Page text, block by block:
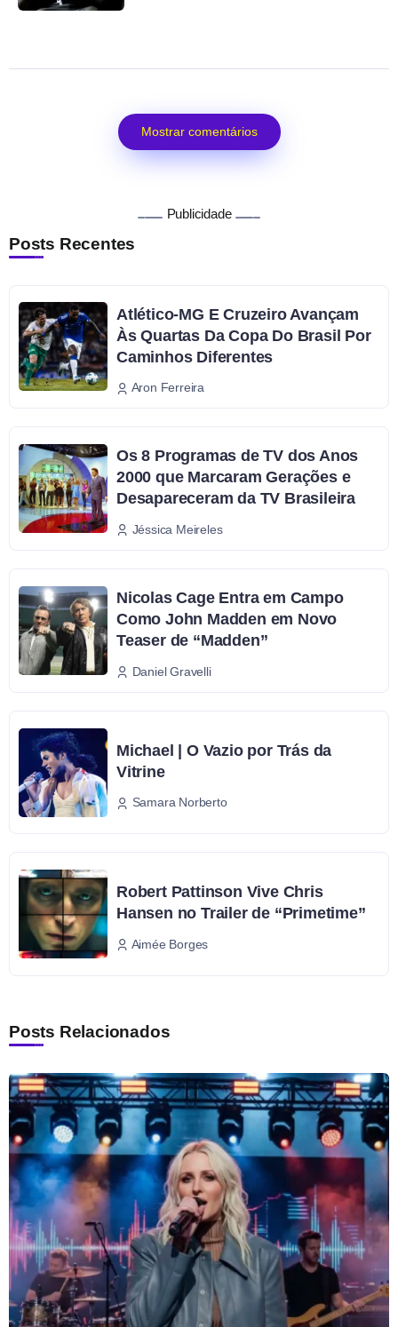
Mostrar comentários
Publicidade
Posts Recentes
Atlético-MG E Cruzeiro Avançam
Às Quartas Da Copa Do Brasil Por
Caminhos Diferentes
Aron Ferreira
Os 8 Programas de TV dos Anos
2000 que Marcaram Gerações e
Desapareceram da TV Brasileira
Jéssica Meireles
Nicolas Cage Entra em Campo
Como John Madden em Novo
Teaser de “Madden”
Daniel Gravelli
Michael | O Vazio por Trás da
Vitrine
Samara Norberto
Robert Pattinson Vive Chris
Hansen no Trailer de “Primetime”
Aimée Borges
Posts Relacionados